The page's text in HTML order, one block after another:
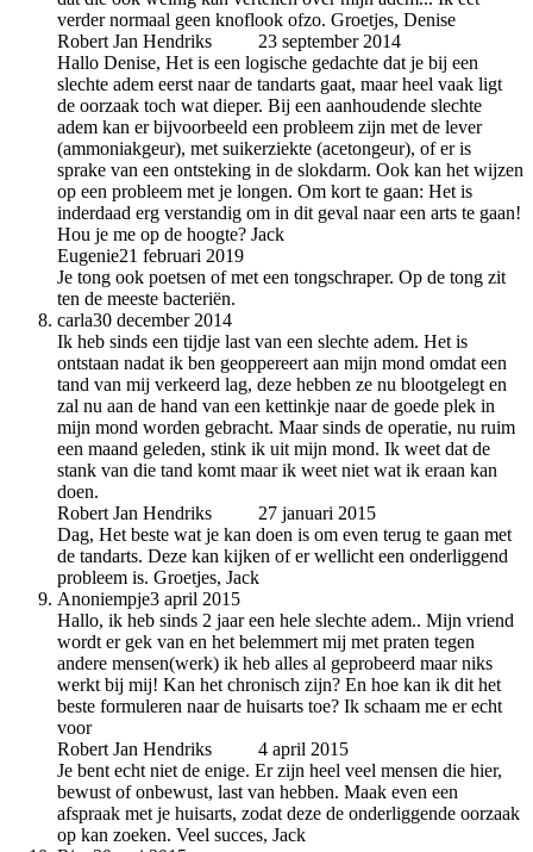
verder normaal geen knoflook ofzo. Groetjes, Denise
Robert Jan Hendriks
23 september 2014
Hallo Denise, Het is een logische gedachte dat je bij een
slechte adem eerst naar de tandarts gaat, maar heel vaak ligt
de oorzaak toch wat dieper. Bij een aanhoudende slechte
adem kan er bijvoorbeeld een probleem zijn met de lever
(ammoniakgeur), met suikerziekte (acetongeur), of er is
sprake van een ontsteking in de slokdarm. Ook kan het wijzen
op een probleem met je longen. Om kort te gaan: Het is
inderdaad erg verstandig om in dit geval naar een arts te gaan!
Hou je me op de hoogte? Jack
Eugenie21 februari 2019
Je tong ook poetsen of met een tongschraper. Op de tong zit
ten de meeste bacteriën.
carla30 december 2014
Ik heb sinds een tijdje last van een slechte adem. Het is
ontstaan nadat ik ben geoppereert aan mijn mond omdat een
tand van mij verkeerd lag, deze hebben ze nu blootgelegt en
zal nu aan de hand van een kettinkje naar de goede plek in
mijn mond worden gebracht. Maar sinds de operatie, nu ruim
een maand geleden, stink ik uit mijn mond. Ik weet dat de
stank van die tand komt maar ik weet niet wat ik eraan kan
doen.
Robert Jan Hendriks
27 januari 2015
Dag, Het beste wat je kan doen is om even terug te gaan met
de tandarts. Deze kan kijken of er wellicht een onderliggend
probleem is. Groetjes, Jack
Anoniempje3 april 2015
Hallo, ik heb sinds 2 jaar een hele slechte adem.. Mijn vriend
wordt er gek van en het belemmert mij met praten tegen
andere mensen(werk) ik heb alles al geprobeerd maar niks
werkt bij mij! Kan het chronisch zijn? En hoe kan ik dit het
beste formuleren naar de huisarts toe? Ik schaam me er echt
voor
Robert Jan Hendriks
4 april 2015
Je bent echt niet de enige. Er zijn heel veel mensen die hier,
bewust of onbewust, last van hebben. Maak even een
afspraak met je huisarts, zodat deze de onderliggende oorzaak
op kan zoeken. Veel succes, Jack